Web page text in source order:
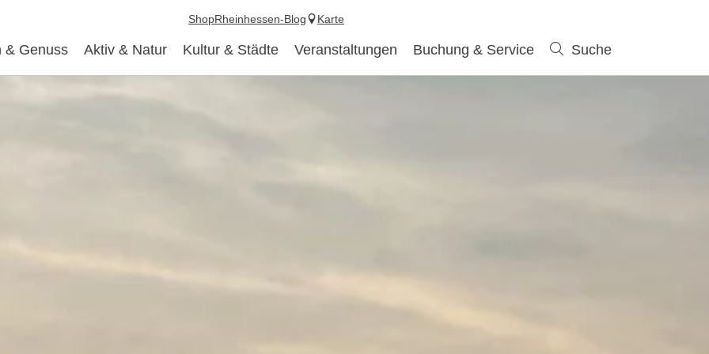
& Genuss Aktiv & Natur Kultur & Städte Veranstaltungen Buchung & Service Suche
ShopRheinhessen-Blog Karte